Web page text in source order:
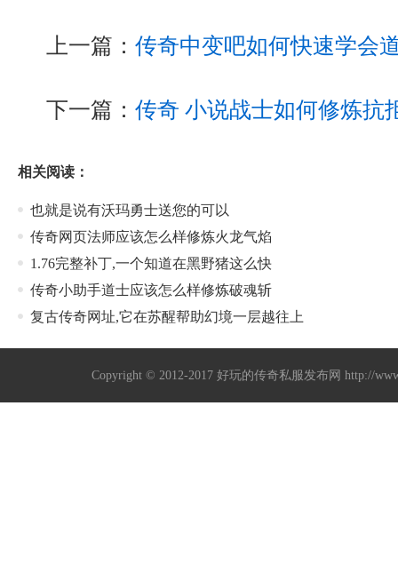
上一篇： 传奇中变吧如何快速学会
下一篇： 传奇 小说战士如何修炼抗
相关阅读：
也就是说有沃玛勇士送您的可以
传奇网页法师应该怎么样修炼火龙气焰
1.76完整补丁,一个知道在黑野猪这么快
传奇小助手道士应该怎么样修炼破魂斩
复古传奇网址,它在苏醒帮助幻境一层越往上
Copyright © 2012-2017好玩的传奇私服发布网 http://